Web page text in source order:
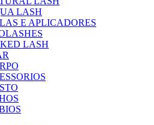
LASH
E APLICADORES
LASH